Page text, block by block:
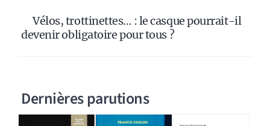
Vélos, trottinettes… : le casque pourrait-il
devenir obligatoire pour tous ?
Dernières parutions